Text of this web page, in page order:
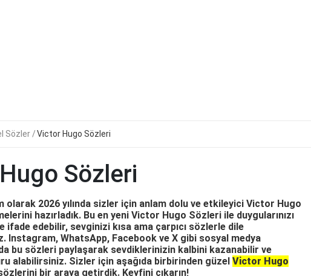
Sözler Victor Hugo Sözleri
Sözleri
olarak 2026 yılında sizler için anlam dolu ve etkileyici Victor Hugo
hazırladık. Bu en yeni Victor Hugo Sözleri ile duygularınızı
ifade edebilir, sevginizi kısa ama çarpıcı sözlerle dile
Instagram, WhatsApp, Facebook ve X gibi sosyal medya
bu sözleri paylaşarak sevdiklerinizin kalbini kazanabilir ve
alabilirsiniz. Sizler için aşağıda birbirinden güzel Victor Hugo
bir araya getirdik. Keyfini çıkarın!